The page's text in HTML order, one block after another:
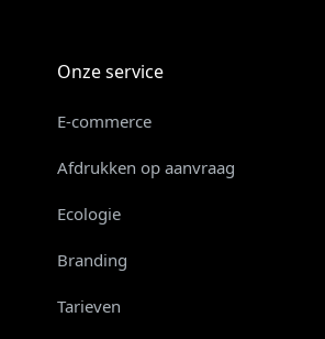
Onze service
E-commerce
Afdrukken op aanvraag
Ecologie
Branding
Tarieven